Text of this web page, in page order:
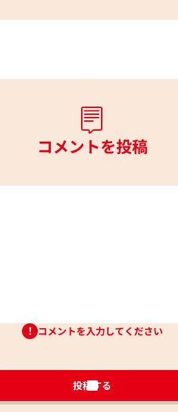
コメントを投稿
コメントを入力してください
投稿する